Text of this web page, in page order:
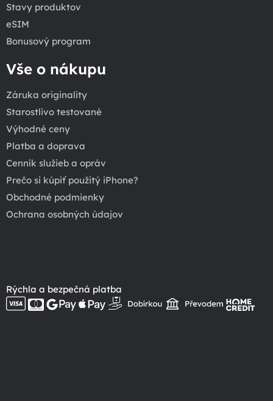
Stavy produktov
eSIM
Bonusový program
Vše o nákupu
Záruka originality
Starostlivo testované
Výhodné ceny
Platba a doprava
Cenník služieb a opráv
Prečo si kúpiť použitý iPhone?
Obchodné podmienky
Ochrana osobných údajov
Rýchla a bezpečná platba